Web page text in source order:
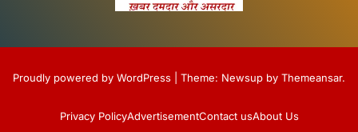
Proudly powered by WordPress Theme: Newsup by Themeansar.
Privacy PolicyAdvertisementContact usAbout Us